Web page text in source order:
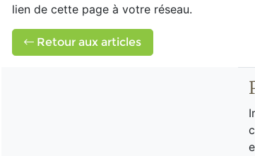
lien de cette page à votre réseau.
Retour aux articles